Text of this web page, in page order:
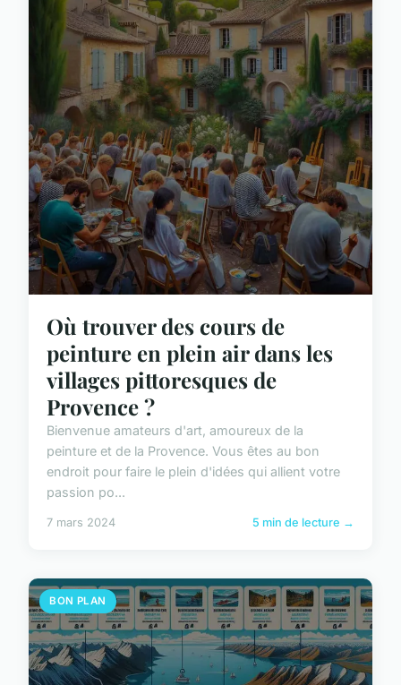
Où trouver des cours de
peinture en plein air dans les
villages pittoresques de
Provence ?
Bienvenue amateurs d'art, amoureux de la
peinture et de la Provence. Vous êtes au bon
endroit pour faire le plein d'idées qui allient votre
passion po...
7 mars 2024 5 min de lecture →
BON PLAN